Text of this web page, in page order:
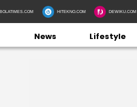
BOLATIMES.COM HITEKNO.COM DEWIKU.COM
News Lifestyle